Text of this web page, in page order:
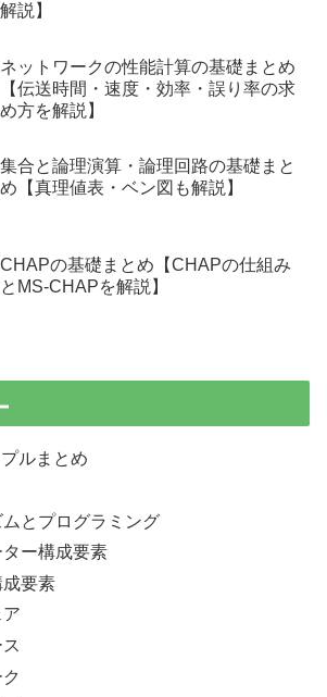
解説】
ネットワークの性能計算の基礎まとめ
【伝送時間・速度・効率・誤り率の求
め方を解説】
集合と論理演算・論理回路の基礎まと
め【真理値表・ベン図も解説】
CHAPの基礎まとめ【CHAPの仕組み
とMS-CHAPを解説】
ルまとめ
とプログラミング
ー構成要素
成要素